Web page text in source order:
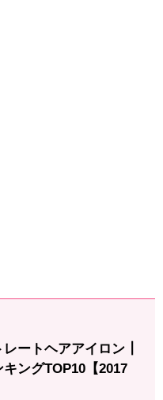
ートヘアアイロン┃
ングTOP10【2017